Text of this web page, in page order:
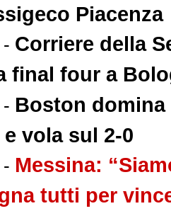
Piacenza
Corriere della
final four a
Boston domina
vola sul 2-0
Messina:
tutti per